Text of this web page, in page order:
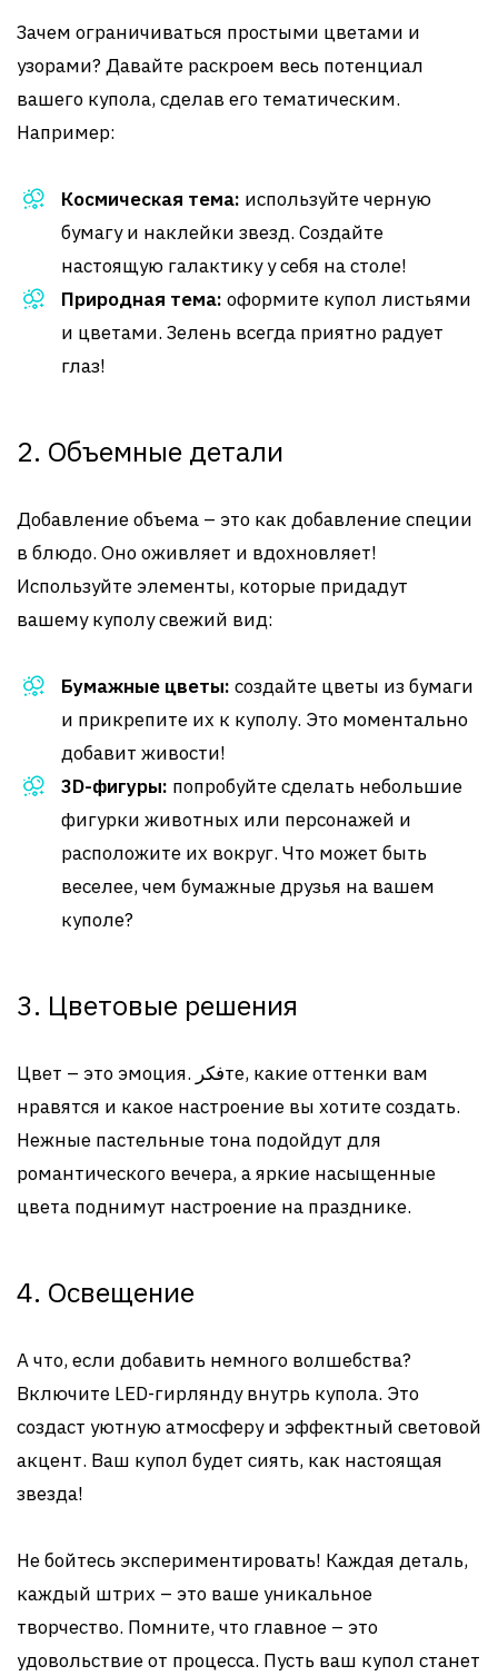
Зачем ограничиваться простыми цветами и
узорами? Давайте раскроем весь потенциал
вашего купола, сделав его тематическим.
Например:
Космическая тема: используйте черную
бумагу и наклейки звезд. Создайте
настоящую галактику у себя на столе!
Природная тема: оформите купол листьями
и цветами. Зелень всегда приятно радует
глаз!
2. Объемные детали
Добавление объема – это как добавление специи
в блюдо. Оно оживляет и вдохновляет!
Используйте элементы, которые придадут
вашему куполу свежий вид:
Бумажные цветы: создайте цветы из бумаги
и прикрепите их к куполу. Это моментально
добавит живости!
3D-фигуры: попробуйте сделать небольшие
фигурки животных или персонажей и
расположите их вокруг. Что может быть
веселее, чем бумажные друзья на вашем
куполе?
3. Цветовые решения
Цвет – это эмоция. فکرте, какие оттенки вам
нравятся и какое настроение вы хотите создать.
Нежные пастельные тона подойдут для
романтического вечера, а яркие насыщенные
цвета поднимут настроение на празднике.
4. Освещение
А что, если добавить немного волшебства?
Включите LED-гирлянду внутрь купола. Это
создаст уютную атмосферу и эффектный световой
акцент. Ваш купол будет сиять, как настоящая
звезда!
Не бойтесь экспериментировать! Каждая деталь,
каждый штрих – это ваше уникальное
творчество. Помните, что главное – это
удовольствие от процесса. Пусть ваш купол станет